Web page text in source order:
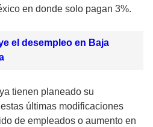
en donde solo pagan 3%.
el desempleo en Baja
tienen planeado su
últimas modificaciones
de empleados o aumento en